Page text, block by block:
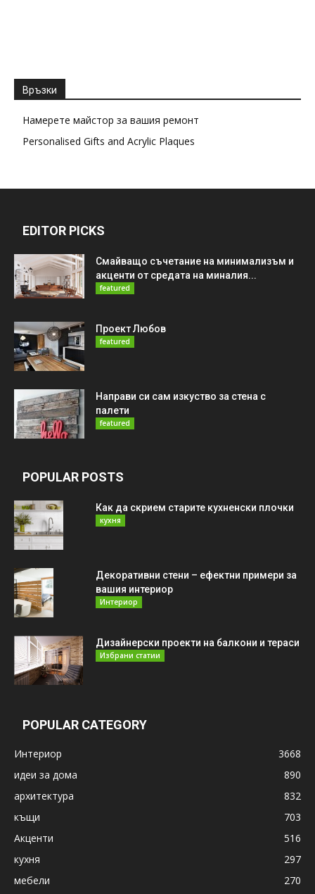
Връзки
Намерете майстор за вашия ремонт
Personalised Gifts and Acrylic Plaques
EDITOR PICKS
Смайващо съчетание на минимализъм и
акценти от средата на миналия...
featured
Проект Любов
featured
Направи си сам изкуство за стена с
палети
featured
POPULAR POSTS
Как да скрием старите кухненски плочки
кухня
Декоративни стени – ефектни примери за
вашия интериор
Интериор
Дизайнерски проекти на балкони и тераси
Избрани статии
POPULAR CATEGORY
Интериор
3668
идеи за дома
890
архитектура
832
къщи
703
Акценти
516
кухня
297
мебели
270